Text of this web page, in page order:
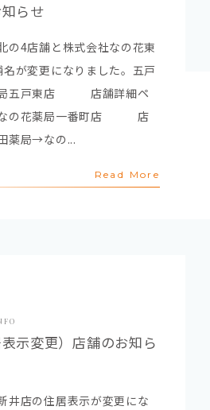
らせ
の4店舗と株式会社なの花東
が変更になりました。五戸
局五戸東店 店舗詳細ペ
なの花薬局一番町店 店
薬局→なの...
Read More
示変更）店舗のお知ら
井店の住居表示が変更にな